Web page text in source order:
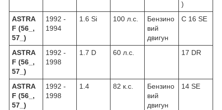
)
ASTRA
F (56_,
57_)
1992 -
1994
1.6 Si 100 л.с.
Бензино
вий
двигун
C 16 SE
ASTRA
F (56_,
57_)
1992 -
1998
1.7 D 60 л.с. 17 DR
ASTRA
F (56_,
57_)
1992 -
1998
1.4 82 к.с.
Бензино
вий
двигун
14 SE